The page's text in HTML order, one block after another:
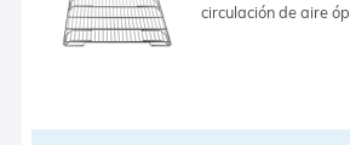
circulación de aire